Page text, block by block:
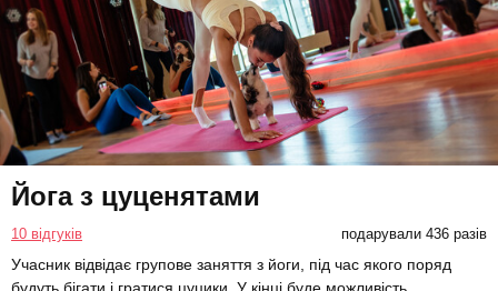
Йога з цуценятами
10 відгуків подарували 436 разів
Учасник відвідає групове заняття з йоги, під час якого поряд